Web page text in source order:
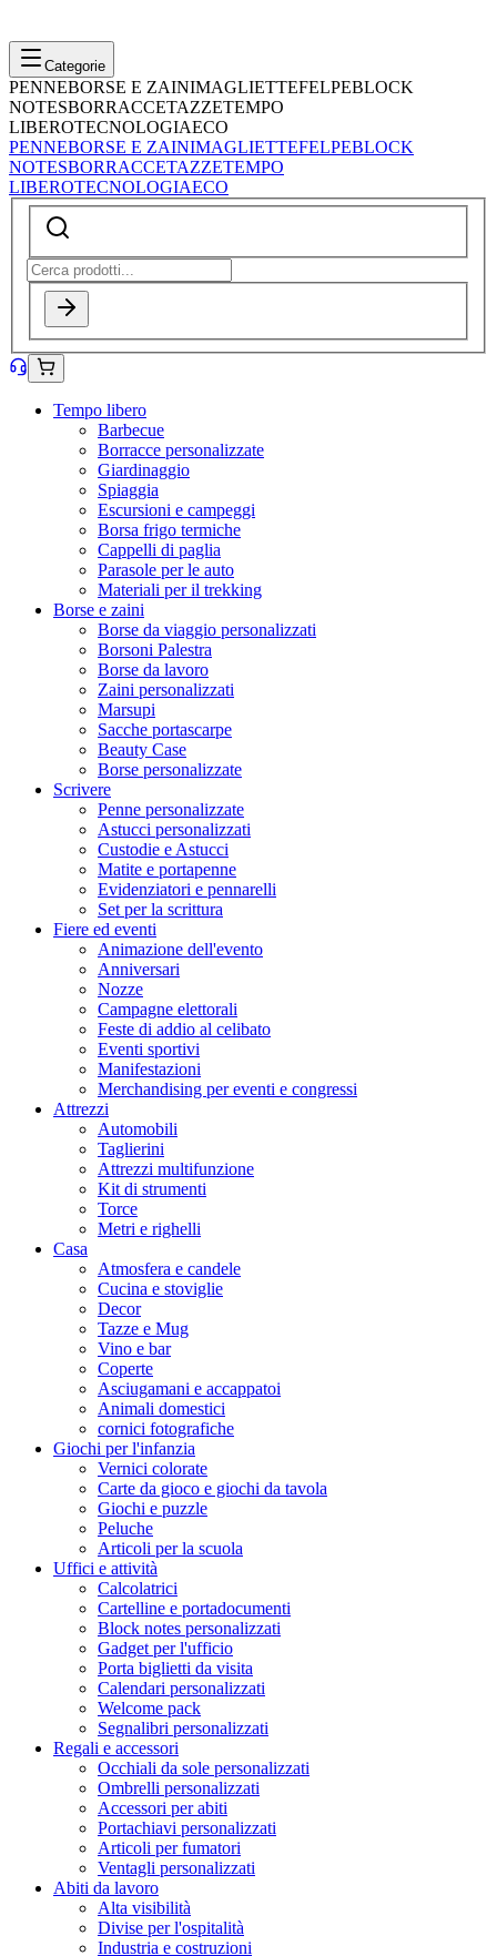
Categorie
PENNEBORSE E ZAINIMAGLIETTEFELPEBLOCK
NOTESBORRACCETAZZETEMPO
LIBEROTECNOLOGIAECO
PENNEBORSE E ZAINIMAGLIETTEFELPEBLOCK
NOTESBORRACCETAZZETEMPO
LIBEROTECNOLOGIAECO
Tempo libero
Barbecue
Borracce personalizzate
Giardinaggio
Spiaggia
Escursioni e campeggi
Borsa frigo termiche
Cappelli di paglia
Parasole per le auto
Materiali per il trekking
Borse e zaini
Borse da viaggio personalizzati
Borsoni Palestra
Borse da lavoro
Zaini personalizzati
Marsupi
Sacche portascarpe
Beauty Case
Borse personalizzate
Scrivere
Penne personalizzate
Astucci personalizzati
Custodie e Astucci
Matite e portapenne
Evidenziatori e pennarelli
Set per la scrittura
Fiere ed eventi
Animazione dell'evento
Anniversari
Nozze
Campagne elettorali
Feste di addio al celibato
Eventi sportivi
Manifestazioni
Merchandising per eventi e congressi
Attrezzi
Automobili
Taglierini
Attrezzi multifunzione
Kit di strumenti
Torce
Metri e righelli
Casa
Atmosfera e candele
Cucina e stoviglie
Decor
Tazze e Mug
Vino e bar
Coperte
Asciugamani e accappatoi
Animali domestici
cornici fotografiche
Giochi per l'infanzia
Vernici colorate
Carte da gioco e giochi da tavola
Giochi e puzzle
Peluche
Articoli per la scuola
Uffici e attività
Calcolatrici
Cartelline e portadocumenti
Block notes personalizzati
Gadget per l'ufficio
Porta biglietti da visita
Calendari personalizzati
Welcome pack
Segnalibri personalizzati
Regali e accessori
Occhiali da sole personalizzati
Ombrelli personalizzati
Accessori per abiti
Portachiavi personalizzati
Articoli per fumatori
Ventagli personalizzati
Abiti da lavoro
Alta visibilità
Divise per l'ospitalità
Industria e costruzioni